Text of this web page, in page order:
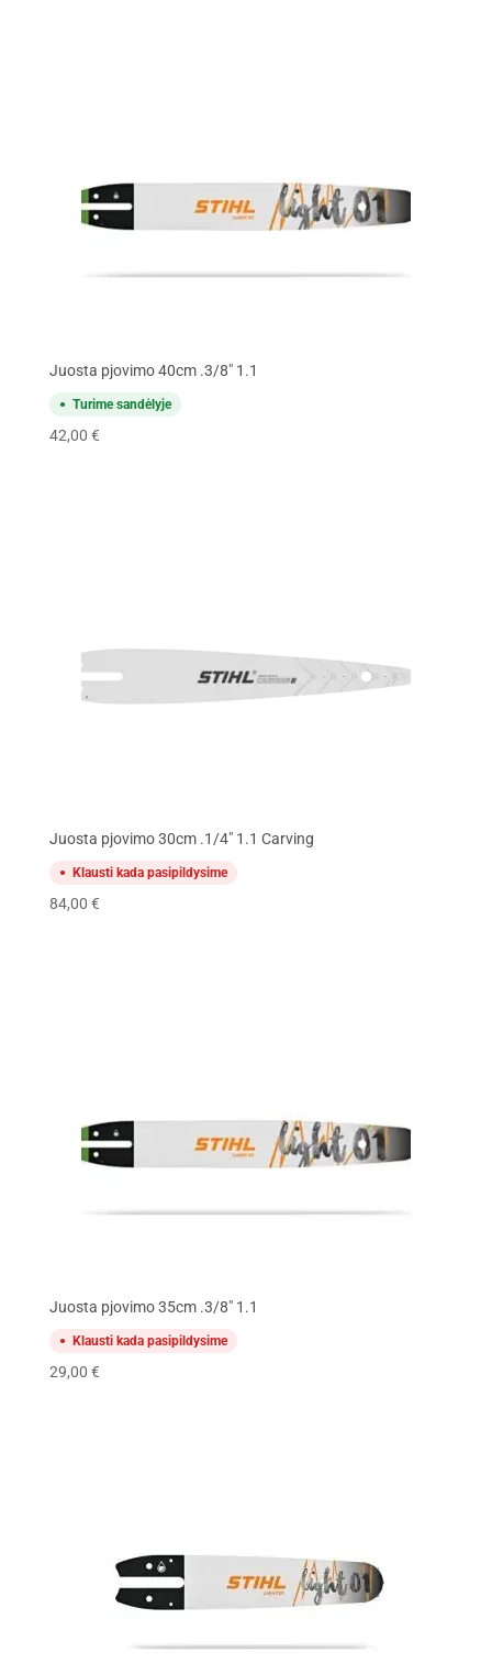
Juosta pjovimo 40cm .3/8" 1.1
Turime sandėlyje
42,00 €
Juosta pjovimo 30cm .1/4" 1.1 Carving
Klausti kada pasipildysime
84,00 €
Juosta pjovimo 35cm .3/8" 1.1
Klausti kada pasipildysime
29,00 €